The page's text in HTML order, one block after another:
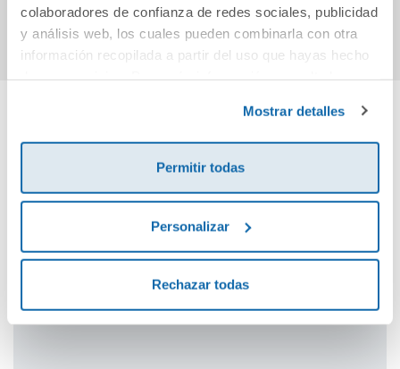
colaboradores de confianza de redes sociales, publicidad
y análisis web, los cuales pueden combinarla con otra
información recopilada a partir del uso que hayas hecho
Mostrar detalles
Permitir todas
Personalizar
Rechazar todas
Comprar
Comprar
Cuéntanos tu opinión
¡Sé el primero en valorar este producto!
Debes iniciar sesión para poder valorarlo